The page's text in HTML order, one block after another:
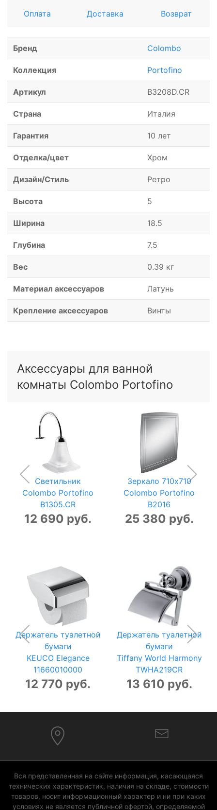
Оплата Доставка Возврат
Бренд Colombo
Коллекция Portofino
Артикул B3208D.CR
Страна Италия
Гарантия 10 лет
Отделка/цвет Хром
Дизайн/Стиль Ретро
Высота 5
Ширина 18.5
Глубина 7.5
Вес 0.39 кг
Материал аксессуаров Латунь
Крепление аксессуаров Винты
Аксессуары для ванной
комнаты Colombo Portofino
Светильник
Colombo Portofino
B1305.CR
12 690 руб.
Зеркало 710x710
Colombo Portofino
B2016
25 380 руб.
Держатель туалетной
бумаги
KEUCO Elegance
11660010000
12 770 руб.
Держатель туалетной
бумаги
Tiffany World Harmony
TWHA219CR
13 610 руб.
Вся представленная на сайте информация, касающаяся
технических характеристик, наличия на складе, стоимости
товаров, носит информационный характер и ни при каких
условиях не является публичной офертой, определяемой